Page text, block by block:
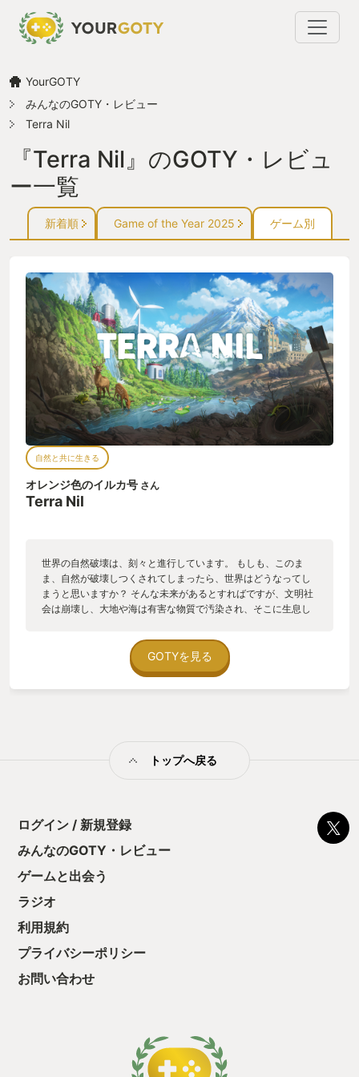
YourGOTY
みんなのGOTY・レビュー
Terra Nil
『Terra Nil』のGOTY・レビュ
ー一覧
新着順 Game of the Year 2025 ゲーム別
自然と共に生きる
オレンジ色のイルカ号 さん
Terra Nil
世界の自然破壊は、刻々と進行しています。 もしも、このま
ま、自然が破壊しつくされてしまったら、世界はどうなってし
まうと思いますか？ そんな未来があるとすればですが、文明社
会は崩壊し、大地や海は有害な物質で汚染され、そこに生息し
毛の地となっていることでしょう。 この作品は、そんな大地か
ら始まります。 この作品では、自然を取り戻す技術を用いて、
本来あった自然に戻していく過程を楽しむことができます。 自
こともできます。 水が流れた周辺には草地が広がります。 この
ことがないというのも遊びやすくていいんです。 それぞれのス
す。 それを目標に草原を広げたり、水源を浄化したり、気温を
上げるタスクがあれば、目標温度に達するように野焼きをした
りして、少しずつタスクを完了していきます。 そうすることに
よって、そのステージの自然は豊かになっていきます。 ただ
れば最終目標を達成できるわけではないので、試行錯誤を繰り
テージではそこまで繰り返しはしませんでしたが、後半のステ
ージでは、何度かやり直して、クリアしました。） 流れている
ミュージックもゆったりとした落ち着く雰囲気で、自然が広が
ついつい、何か発見したくなるんです。 自らが作り上げた自然
ですから、探索するのも楽しいんです。 私の中では、『自然と
共に生きる』賞を授与いたしたいと思います。
GOTYを見る
トップへ戻る
ログイン / 新規登録
みんなのGOTY・レビュー
ゲームと出会う
ラジオ
利用規約
プライバシーポリシー
お問い合わせ